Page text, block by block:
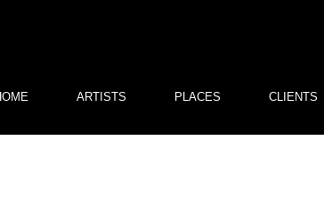
ARTISTS PLACES CLIENTS